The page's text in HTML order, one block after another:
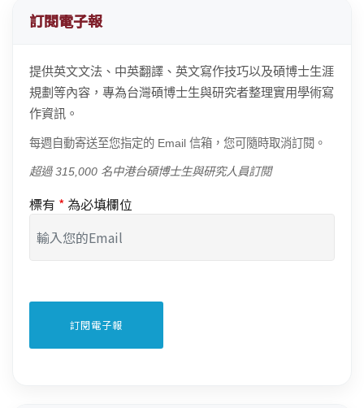
訂閱電子報
提供英文文法、中英翻譯、英文寫作技巧以及碩博士生涯
規劃等內容，專為台灣碩博士生與研究者整理實用學術寫
作資訊。
每週自動寄送至您指定的 Email 信箱，您可隨時取消訂閱。
超過 315,000 名中港台碩博士生與研究人員訂閱
標有 * 為必填欄位